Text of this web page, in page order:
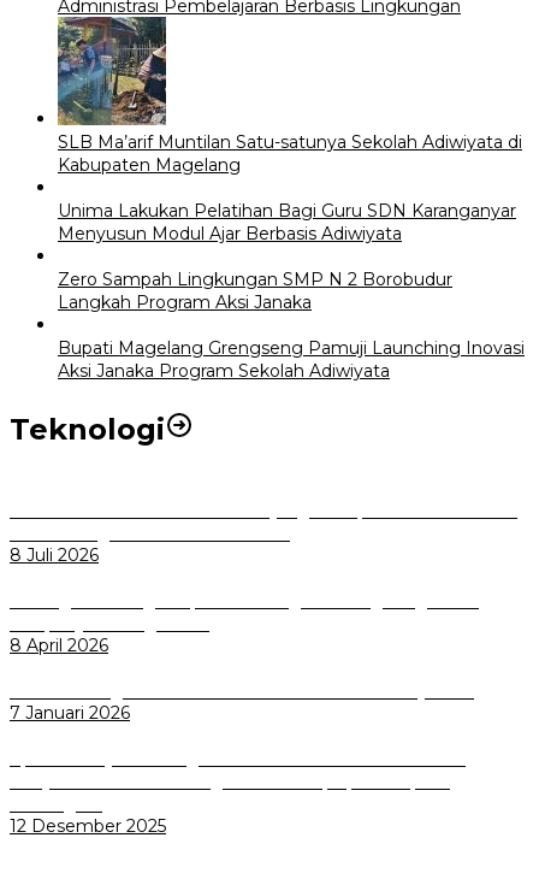
Administrasi Pembelajaran Berbasis Lingkungan
SLB Ma’arif Muntilan Satu-satunya Sekolah Adiwiyata di
Kabupaten Magelang
Unima Lakukan Pelatihan Bagi Guru SDN Karanganyar
Menyusun Modul Ajar Berbasis Adiwiyata
Zero Sampah Lingkungan SMP N 2 Borobudur
Langkah Program Aksi Janaka
Bupati Magelang Grengseng Pamuji Launching Inovasi
Aksi Janaka Program Sekolah Adiwiyata
Teknologi
8 Juli 2026
8 April 2026
7 Januari 2026
12 Desember 2025